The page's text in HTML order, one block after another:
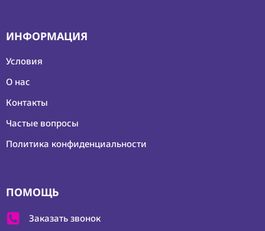
ИНФОРМАЦИЯ
Условия
О нас
Контакты
Частые вопросы
Политика конфиденциальности
ПОМОЩЬ
Заказать звонок